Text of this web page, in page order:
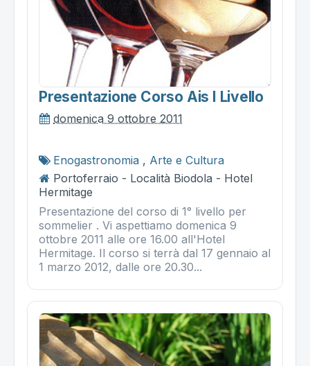
Presentazione Corso Ais I Livello
domenica 9 ottobre 2011
Enogastronomia , Arte e Cultura
Portoferraio - Località Biodola - Hotel
Hermitage
Presentazione del corso di 1° livello per
sommelier . Vi aspettiamo domenica 9
ottobre 2011 alle ore 16.00 all'Hotel
Hermitage. Il corso si terrà dal 17 gennaio al
1 marzo 2012, dalle ore 20.30...